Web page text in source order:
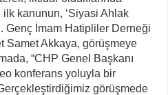
kanunun, ‘Siyasi Ahlak
Genç İmam Hatipliler Derneği
Samet Akkaya, görüşmeye
“CHP Genel Başkanı
konferans yoluyla bir
görüşmede